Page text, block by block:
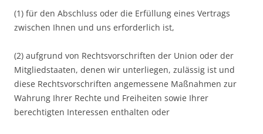
(1) für den Abschluss oder die Erfüllung eines Vertrags
zwischen Ihnen und uns erforderlich ist,
(2) aufgrund von Rechtsvorschriften der Union oder der
Mitgliedstaaten, denen wir unterliegen, zulässig ist und
diese Rechtsvorschriften angemessene Maßnahmen zur
Wahrung Ihrer Rechte und Freiheiten sowie Ihrer
berechtigten Interessen enthalten oder